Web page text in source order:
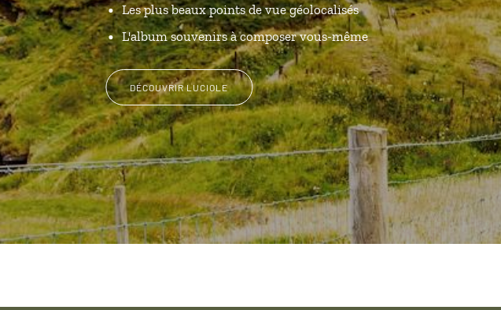
Les plus beaux points de vue géolocalisés
L'album souvenirs à composer vous-même
DÉCOUVRIR LUCIOLE